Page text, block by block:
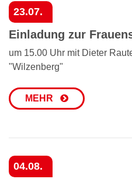
23.07.
Einladung zur
um 15.00 Uhr mit Dieter
"Wilzenberg"
MEHR
04.08.